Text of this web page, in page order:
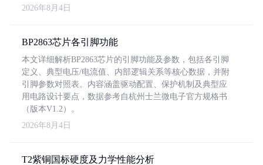
2026年8月4日
BP2863芯片各引脚功能
本文详细解析BP2863芯片的引脚功能及参数，包括各引脚
定义、典型电压/电流值、内部逻辑关系等核心数据，并附
引脚参数对照表。内容涵盖驱动配置、保护机制及典型应
用电路设计要点，数据参考自杭州士兰微电子官方规格书
（版本V1.2）。
2026年8月4日
T2紫铜国标硬度及力学性能分析